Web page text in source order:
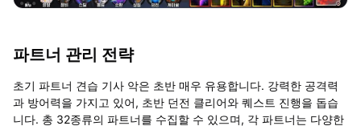
파트너 관리 전략
초기 파트너 견습 기사 악은 초반 매우 유용합니다. 강력한 공격력
과 방어력을 가지고 있어, 초반 던전 클리어와 퀘스트 진행을 돕습
니다. 총 32종류의 파트너를 수집할 수 있으며, 각 파트너는 다양한